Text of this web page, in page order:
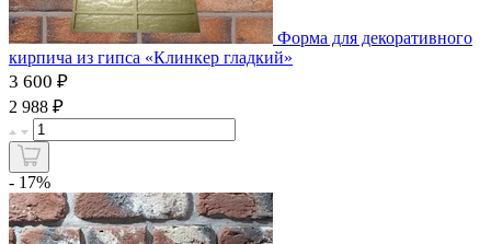
Форма для декоративного
кирпича из гипса «Клинкер гладкий»
3 600 ₽
2 988 ₽
- 17%